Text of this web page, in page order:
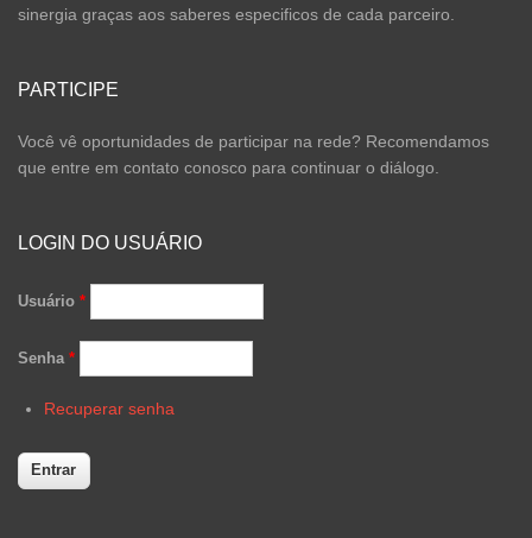
sinergia graças aos saberes especificos de cada parceiro.
PARTICIPE
Você vê oportunidades de participar na rede? Recomendamos
que entre em contato conosco para continuar o diálogo.
LOGIN DO USUÁRIO
Usuário *
Senha *
Recuperar senha